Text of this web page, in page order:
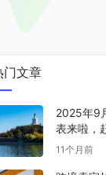
门文章
2025年9
表来啦，
11个月前